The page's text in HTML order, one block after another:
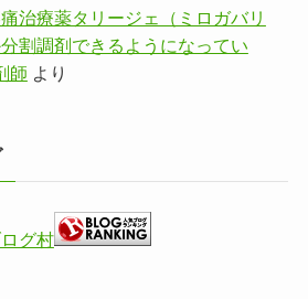
治療薬タリージェ（ミロガバリ
割調剤できるようになってい
師 より
グ村